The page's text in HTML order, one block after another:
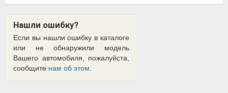
Нашли ошибку?
Если вы нашли ошибку в каталоге
или не обнаружили модель
Вашего автомобиля, пожалуйста,
сообщите нам об этом